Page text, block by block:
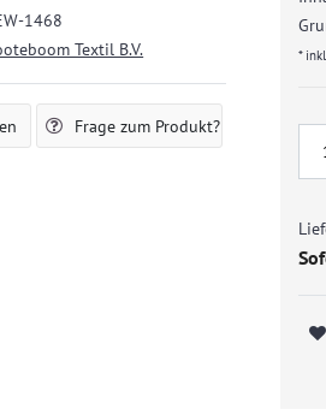
1468
Textil B.V.
Frage zum Produkt?
*